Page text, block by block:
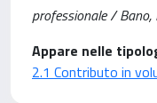
professionale / Bano,
Appare nelle
2.1 Contributo in